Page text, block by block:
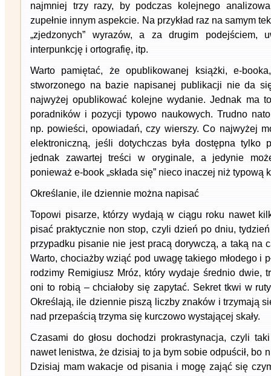
najmniej trzy razy, by podczas kolejnego
zupełnie innym aspekcie. Na przykład raz na samym
„zjedzonych” wyrazów, a za drugim podejściem,
interpunkcję i ortografię, itp.
Warto pamiętać, że opublikowanej książki, e-
stworzonego na bazie napisanej publikacji nie da
najwyżej opublikować kolejne wydanie. Jednak ma
poradników i pozycji typowo naukowych. Trudno
np. powieści, opowiadań, czy wierszy. Co najwyżej
elektroniczną, jeśli dotychczas była dostępna tylko
jednak zawartej treści w oryginale, a jedynie
ponieważ e-book „składa się” nieco inaczej niż typową
Określanie, ile dziennie można napisać
Topowi pisarze, którzy wydają w ciągu roku nawet
pisać praktycznie non stop, czyli dzień po dniu,
przypadku pisanie nie jest pracą dorywczą, a taką na
Warto, chociażby wziąć pod uwagę takiego młodego i
rodzimy Remigiusz Mróz, który wydaje średnio dwie,
oni to robią – chciałoby się zapytać. Sekret tkwi w
Określają, ile dziennie piszą liczby znaków i trzymają
nad przepaścią trzyma się kurczowo wystającej skały.
Czasami do głosu dochodzi prokrastynacja, czyli
nawet lenistwa, że dzisiaj to ja bym sobie odpuścił, bo
Dzisiaj mam wakacje od pisania i mogę zająć się